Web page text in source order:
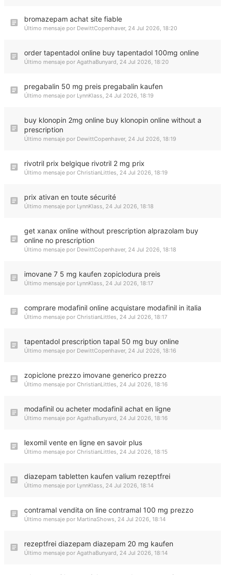
bromazepam achat site fiable
Último mensaje por DewittCopenhaver, 24 Jul 2026, 18:20
order tapentadol online buy tapentadol 100mg online
Último mensaje por AgathaBunyard, 24 Jul 2026, 18:20
pregabalin 50 mg preis pregabalin kaufen
Último mensaje por LynnKlass, 24 Jul 2026, 18:19
buy klonopin 2mg online buy klonopin online without a
prescription
Último mensaje por DewittCopenhaver, 24 Jul 2026, 18:19
rivotril prix belgique rivotril 2 mg prix
Último mensaje por ChristianLittles, 24 Jul 2026, 18:19
prix ativan en toute sécurité
Último mensaje por LynnKlass, 24 Jul 2026, 18:18
get xanax online without prescription alprazolam buy
online no prescription
Último mensaje por DewittCopenhaver, 24 Jul 2026, 18:18
imovane 7 5 mg kaufen zopiclodura preis
Último mensaje por LynnKlass, 24 Jul 2026, 18:17
comprare modafinil online acquistare modafinil in italia
Último mensaje por ChristianLittles, 24 Jul 2026, 18:17
tapentadol prescription tapal 50 mg buy online
Último mensaje por DewittCopenhaver, 24 Jul 2026, 18:16
zopiclone prezzo imovane generico prezzo
Último mensaje por ChristianLittles, 24 Jul 2026, 18:16
modafinil ou acheter modafinil achat en ligne
Último mensaje por AgathaBunyard, 24 Jul 2026, 18:16
lexomil vente en ligne en savoir plus
Último mensaje por ChristianLittles, 24 Jul 2026, 18:15
diazepam tabletten kaufen valium rezeptfrei
Último mensaje por LynnKlass, 24 Jul 2026, 18:14
contramal vendita on line contramal 100 mg prezzo
Último mensaje por MartinaShows, 24 Jul 2026, 18:14
rezeptfrei diazepam diazepam 20 mg kaufen
Último mensaje por AgathaBunyard, 24 Jul 2026, 18:14